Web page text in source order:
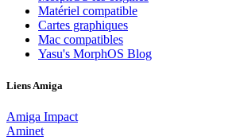
Matériel compatible
Cartes graphiques
Mac compatibles
Yasu's MorphOS Blog
Liens Amiga
Amiga Impact
Aminet